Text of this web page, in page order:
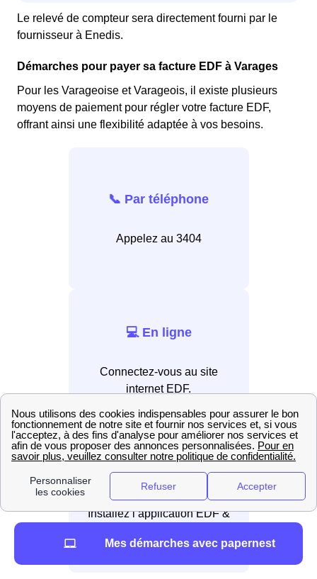
Le relevé de compteur sera directement fourni par le
fournisseur à Enedis.
Démarches pour payer sa facture EDF à Varages
Pour les Varageoise et Varageois, il existe plusieurs
moyens de paiement pour régler votre facture EDF,
offrant ainsi une flexibilité adaptée à vos besoins.
📞 Par téléphone
Appelez au 3404
💻 En ligne
Connectez-vous au site
internet EDF.
📲 Par application
Installez l’application EDF &
Mes démarches avec papernest